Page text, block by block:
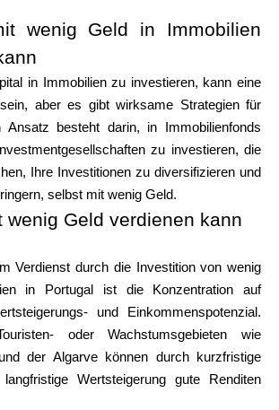
Mein Konto
Finanzierung erhalten
ask@scrambleup.com
+372 712 2955
wenig Geld in Immobilien
in Immobilien zu investieren, kann eine
sein, aber es gibt wirksame Strategien für
Ansatz besteht darin, in Immobilienfonds
zu investieren, die
Ihre Investitionen zu diversifizieren und
selbst mit wenig Geld.
wenig Geld verdienen kann
Verdienst durch die Investition von wenig
in Portugal ist die Konzentration auf
und Einkommenspotenzial.
oder Wachstumsgebieten wie
der Algarve können durch kurzfristige
Wertsteigerung gute Renditen